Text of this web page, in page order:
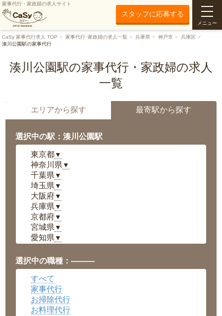
家事代行・家政婦の求人サイト
スタッフに応募する
メニュー
CaSy 家事代行求人 TOP 家事代行･家政婦の求人一覧 兵庫県 神戸市
兵庫区
湊川公園駅の家事代行
湊川公園駅の家事代行・家政婦の求人
一覧
エリアから探す 最寄駅から探す
選択中の駅：湊川公園駅
東京都▼
神奈川県 ▼
千葉県 ▼
埼玉県 ▼
大阪府▼
兵庫県 ▼
京都府▼
宮城県 ▼
愛知県 ▼
岡山県▼
広島県▼
沖縄県
選択中の職種：———
すべて
家事代行
お掃除代行
お料理代行